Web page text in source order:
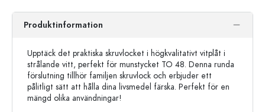
Produktinformation
Upptäck det praktiska skruvlocket i högkvalitativt vitplåt i
strålande vitt, perfekt för munstycket TO 48. Denna runda
förslutning tillhör familjen skruvlock och erbjuder ett
pålitligt sätt att hålla dina livsmedel färska. Perfekt för en
mängd olika användningar!